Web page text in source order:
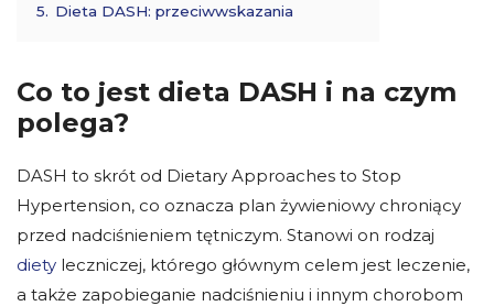
5. Dieta DASH: przeciwwskazania
Co to jest dieta DASH i na czym
polega?
DASH to skrót od Dietary Approaches to Stop
Hypertension, co oznacza plan żywieniowy chroniący
przed nadciśnieniem tętniczym. Stanowi on rodzaj
diety leczniczej, którego głównym celem jest leczenie,
a także zapobieganie nadciśnieniu i innym chorobom